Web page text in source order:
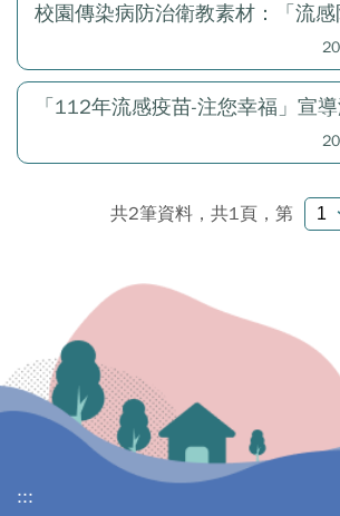
校園傳染病防治衛教素材：「流感
「112年流感疫苗-注您幸福」宣
共2筆資料，共1頁， 第
:::